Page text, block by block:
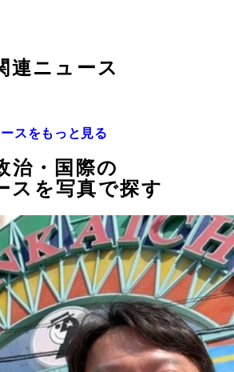
連ニュース
スをもっと見る
治・国際の
スを写真で探す